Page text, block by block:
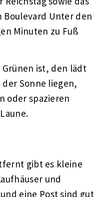
Boulevard Unter den
Minuten zu Fuß
ist, den lädt
Sonne liegen,
oder spazieren
gibt es kleine
und
eine Post sind gut